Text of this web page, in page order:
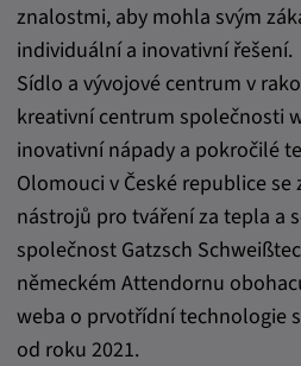
znalostmi, aby mohla svým
individuální a inovativní řešení.
Sídlo a vývojové centrum v
kreativní centrum společnosti
inovativní nápady a pokročilé
Olomouci v České republice
nástrojů pro tváření za tepla a
společnost Gatzsch
německém Attendornu
weba o prvotřídní technologie
od roku 2021.